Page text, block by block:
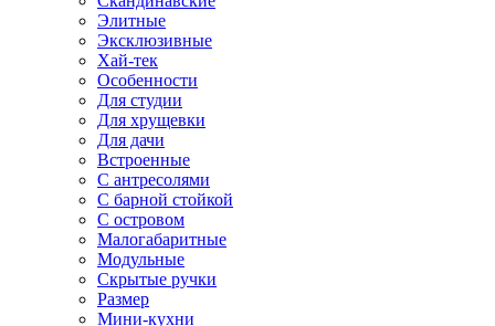
Элитные
Эксклюзивные
Хай-тек
Особенности
Для студии
Для хрущевки
Для дачи
Встроенные
С антресолями
С барной стойкой
С островом
Малогабаритные
Модульные
Скрытые ручки
Размер
Мини-кухни